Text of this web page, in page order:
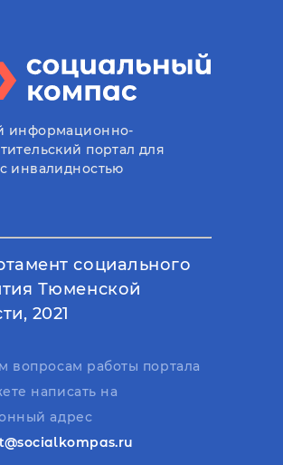
информационно-
портал для
инвалидностью
социального
Тюменской
2021
вопросам работы портала
написать на
адрес